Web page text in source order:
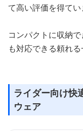
て高い評価を得てい
コンパクトに収納
も対応できる頼れる
ライダー向け快
ウェア